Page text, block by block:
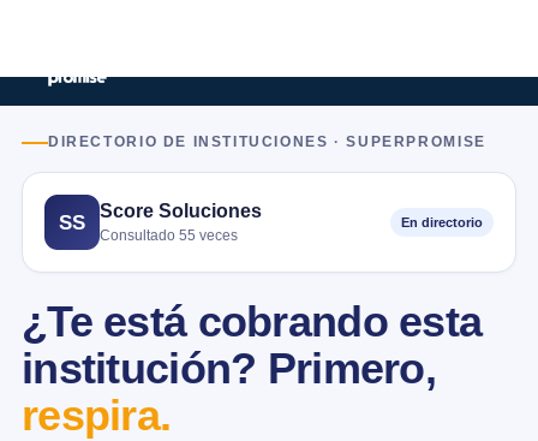
DIRECTORIO DE INSTITUCIONES · SUPERPROMISE
SS
Score Soluciones
Consultado 55 veces
En directorio
¿Te está cobrando esta
institución? Primero,
respira.